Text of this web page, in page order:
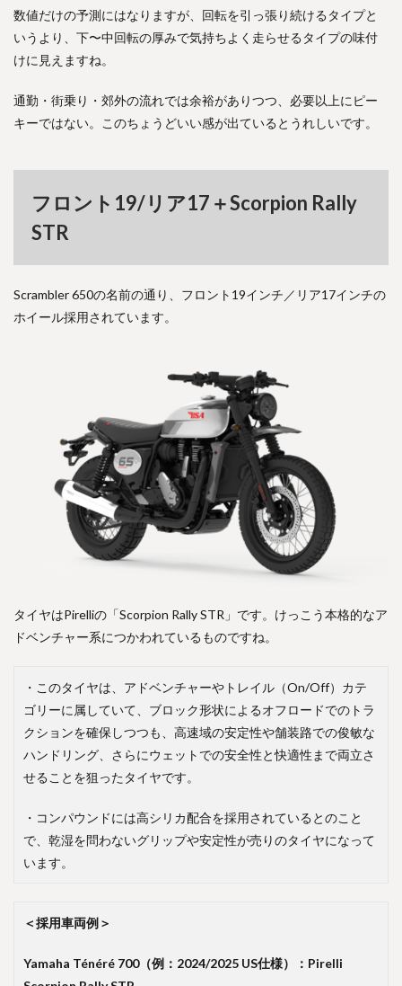
数値だけの予測にはなりますが、回転を引っ張り続けるタイプと
いうより、下〜中回転の厚みで気持ちよく走らせるタイプの味付
けに見えますね。
通勤・街乗り・郊外の流れでは余裕がありつつ、必要以上にピー
キーではない。このちょうどいい感が出ているとうれしいです。
フロント19/リア17＋Scorpion Rally
STR
Scrambler 650の名前の通り、フロント19インチ／リア17インチの
ホイール採用されています。
タイヤはPirelliの「Scorpion Rally STR」です。けっこう本格的なア
ドベンチャー系につかわれているものですね。
・このタイヤは、アドベンチャーやトレイル（On/Off）カテ
ゴリーに属していて、ブロック形状によるオフロードでのトラ
クションを確保しつつも、高速域の安定性や舗装路での俊敏な
ハンドリング、さらにウェットでの安全性と快適性まで両立さ
せることを狙ったタイヤです。
・コンパウンドには高シリカ配合を採用されているとのこと
で、乾湿を問わないグリップや安定性が売りのタイヤになって
います。
＜採用車両例＞
Yamaha Ténéré 700（例：2024/2025 US仕様）：Pirelli